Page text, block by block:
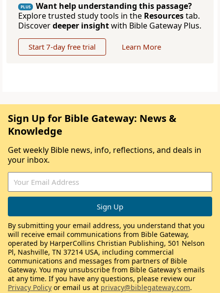
PLUS
Want help understanding this passage?
Explore trusted study tools in the Resourcestab.
Discoverdeeper insightwith Bible Gateway Plus.
Start 7-day free trial Learn More
Sign Up for Bible Gateway: News &
Knowledge
Get weekly Bible news, info, reflections, and deals in
your inbox.
By submitting your email address, you understand that you
will receive email communications from Bible Gateway,
operated by HarperCollins Christian Publishing, 501 Nelson
Pl, Nashville, TN 37214 USA, including commercial
communications and messages from partners of Bible
Gateway. You may unsubscribe from Bible Gateway’s emails
at any time. If you have any questions, please review our
Privacy Policy or email us at privacy@biblegateway.com.